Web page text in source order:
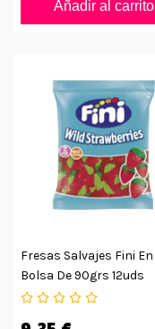
Añadir al carrito
Fresas Salvajes Fini En
Bolsa De 90grs 12uds